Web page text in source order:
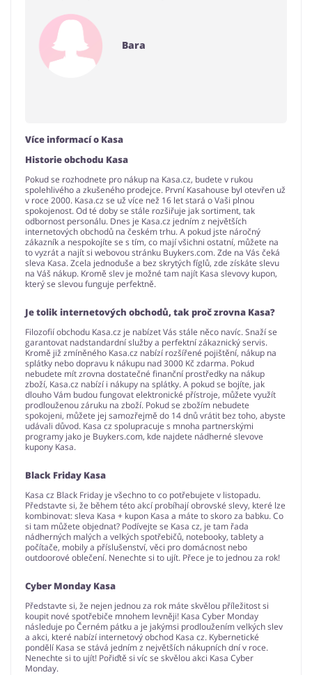
Bara
Více informací o Kasa
Historie obchodu Kasa
Pokud se rozhodnete pro nákup na Kasa.cz, budete v rukou
spolehlivého a zkušeného prodejce. První Kasahouse byl otevřen už
v roce 2000. Kasa.cz se už více než 16 let stará o Vaši plnou
spokojenost. Od té doby se stále rozšiřuje jak sortiment, tak
odbornost personálu. Dnes je Kasa.cz jedním z největších
internetových obchodů na českém trhu. A pokud jste náročný
zákazník a nespokojíte se s tím, co mají všichni ostatní, můžete na
to vyzrát a najít si webovou stránku Buykers.com. Zde na Vás čeká
sleva Kasa. Zcela jednoduše a bez skrytých fíglů, zde získáte slevu
na Váš nákup. Kromě slev je možné tam najít Kasa slevovy kupon,
který se slevou funguje perfektně.
Je tolik internetových obchodů, tak proč zrovna Kasa?
Filozofií obchodu Kasa.cz je nabízet Vás stále něco navíc. Snaží se
garantovat nadstandardní služby a perfektní zákaznický servis.
Kromě již zmíněného Kasa.cz nabízí rozšířené pojištění, nákup na
splátky nebo dopravu k nákupu nad 3000 Kč zdarma. Pokud
nebudete mít zrovna dostatečné finanční prostředky na nákup
zboží, Kasa.cz nabízí i nákupy na splátky. A pokud se bojíte, jak
dlouho Vám budou fungovat elektronické přístroje, můžete využít
prodlouženou záruku na zboží. Pokud se zbožím nebudete
spokojeni, můžete jej samozřejmě do 14 dnů vrátit bez toho, abyste
udávali důvod. Kasa cz spolupracuje s mnoha partnerskými
programy jako je Buykers.com, kde najdete nádherné slevove
kupony Kasa.
Black Friday Kasa
Kasa cz Black Friday je všechno to co potřebujete v listopadu.
Představte si, že během této akcí probíhají obrovské slevy, které lze
kombinovat: sleva Kasa + kupon Kasa a máte to skoro za babku. Co
si tam můžete objednat? Podívejte se Kasa cz, je tam řada
nádherných malých a velkých spotřebičů, notebooky, tablety a
počítače, mobily a příslušenství, věci pro domácnost nebo
outdoorové oblečení. Nenechte si to ujít. Přece je to jednou za rok!
Cyber Monday Kasa
Představte si, že nejen jednou za rok máte skvělou příležitost si
koupit nové spotřebiče mnohem levněji! Kasa Cyber Monday
následuje po Černém pátku a je jakýmsi prodloužením velkých slev
a akci, které nabízí internetový obchod Kasa cz. Kybernetické
pondělí Kasa se stává jedním z největších nákupních dní v roce.
Nenechte si to ujít! Pořiďtě si víc se skvělou akci Kasa Cyber
Monday.